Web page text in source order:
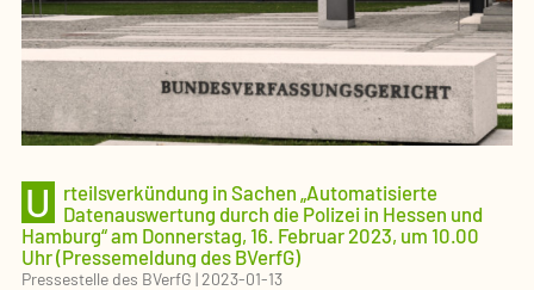
U
rteilsverkündung in Sachen „Automatisierte
Datenauswertung durch die Polizei in Hessen und
Hamburg“ am Donnerstag, 16. Februar 2023, um 10.00
Uhr (Pressemeldung des BVerfG)
Pressestelle des BVerfG |2023-01-13